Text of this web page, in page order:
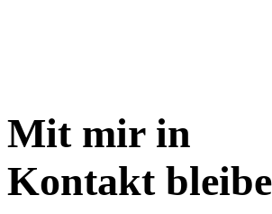
Mit mir in
Kontakt